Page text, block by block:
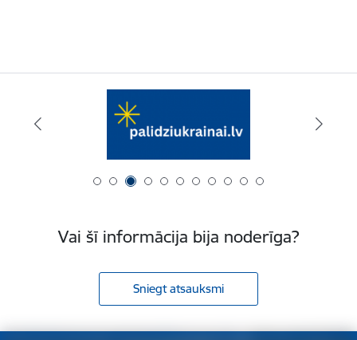
Vai šī informācija bija noderīga?
Sniegt atsauksmi